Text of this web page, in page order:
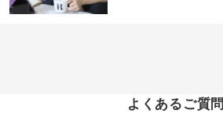
よくあるご質問